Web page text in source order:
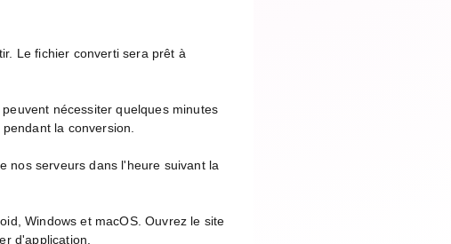
Le fichier converti sera prêt à
nécessiter quelques minutes
la conversion.
nos serveurs dans l'heure suivant la
Windows et macOS. Ouvrez le site
d'application.